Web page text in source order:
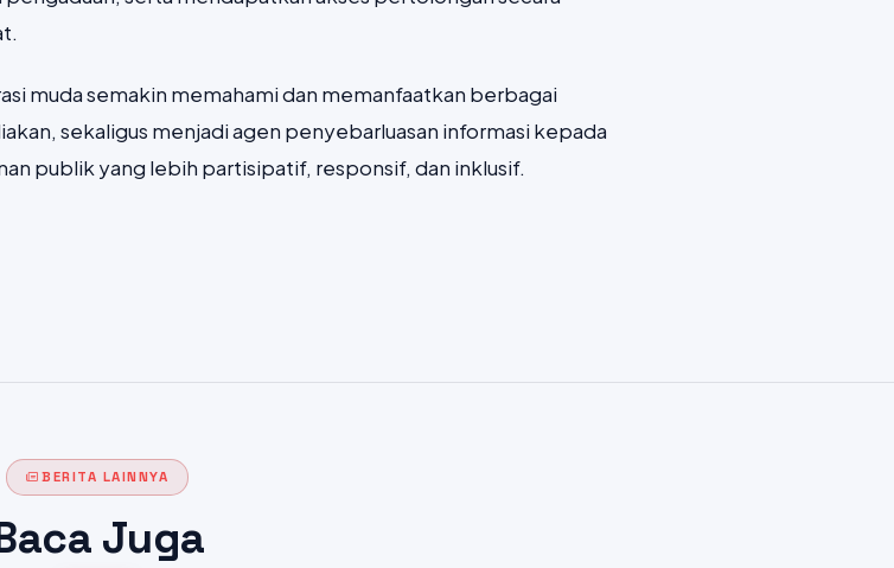
muda semakin memahami dan memanfaatkan berbagai
sekaligus menjadi agen penyebarluasan informasi kepada
publik yang lebih partisipatif, responsif, dan inklusif.
BERITA LAINNYA
Juga